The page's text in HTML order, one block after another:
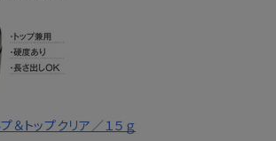
＆トップクリア／１５ｇ